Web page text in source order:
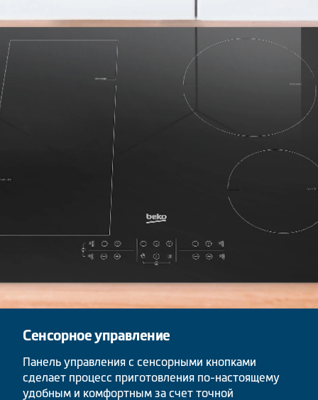
Сенсорное управление
Панель управления с сенсорными кнопками
сделает процесс приготовления по-настоящему
удобным и комфортным за счет точной